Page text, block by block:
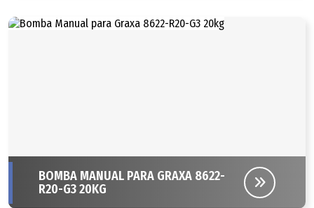
BOMBA MANUAL PARA GRAXA 8622-
R20-G3 20KG